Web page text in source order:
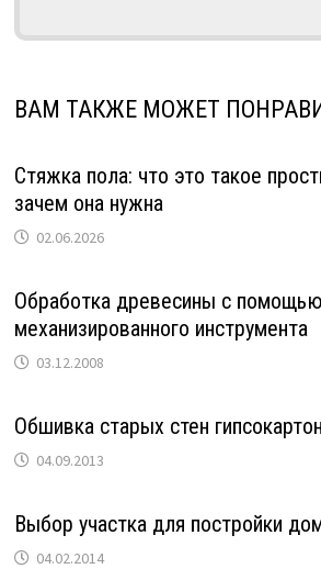
ВАМ ТАКЖЕ МОЖЕТ
Стяжка пола: что это такое
зачем она нужна
02.06.2026
Обработка древесины с помощью
механизированного инструмента
03.12.2008
Обшивка старых стен
04.09.2013
Выбор участка для постройки
04.02.2014